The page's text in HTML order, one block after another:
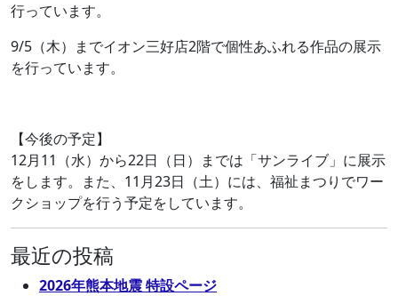
行っています。
9/5（木）までイオン三好店2階で個性あふれる作品の展示
を行っています。
【今後の予定】
12月11（水）から22日（日）までは「サンライブ」に展示
をします。また、11月23日（土）には、福祉まつりでワー
クショップを行う予定をしています。
最近の投稿
2026年熊本地震 特設ページ